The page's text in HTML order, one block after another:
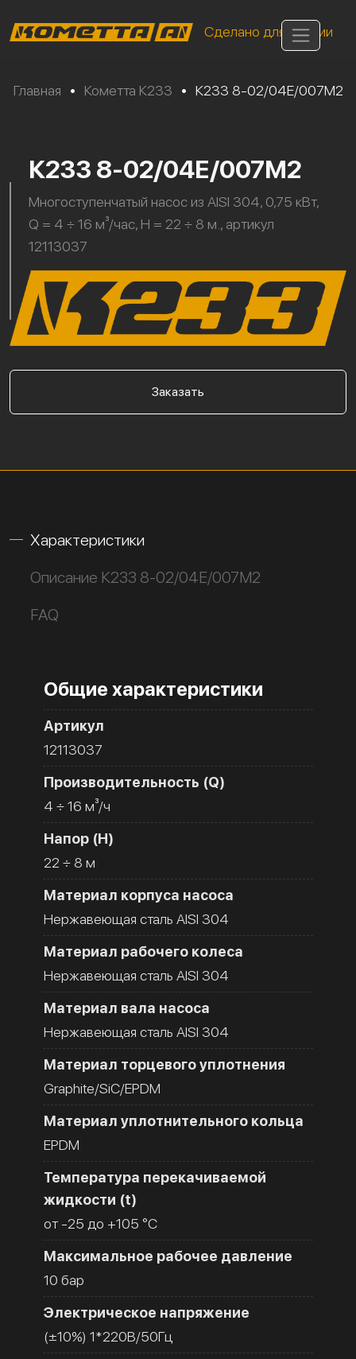
Сделано для России
Главная • Кометта К233 • К233 8-02/04Е/007М2
К233 8-02/04Е/007М2
Многоступенчатый насос из AISI 304, 0,75 кВт,
Q = 4 ÷ 16 м³/час, H = 22 ÷ 8 м., артикул
12113037
Заказать
Характеристики
Описание К233 8-02/04Е/007М2
FAQ
Общие характеристики
Артикул
12113037
Производительность (Q)
4 ÷ 16 м³/ч
Напор (H)
22 ÷ 8 м
Материал корпуса насоса
Нержавеющая сталь AISI 304
Материал рабочего колеса
Нержавеющая сталь AISI 304
Материал вала насоса
Нержавеющая сталь AISI 304
Материал торцевого уплотнения
Graphite/SiC/EPDM
Материал уплотнительного кольца
EPDM
Температура перекачиваемой
жидкости (t)
от -25 до +105 °C
Максимальное рабочее давление
10 бар
Электрическое напряжение
(±10%) 1*220В/50Гц